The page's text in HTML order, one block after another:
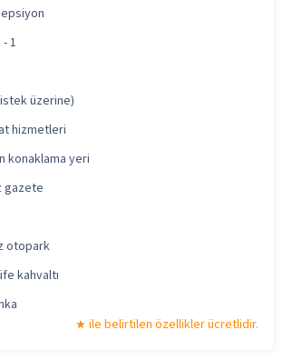
1
üzerine)
hizmetleri
konaklama yeri
gazete
otopark
kahvaltı
ile belirtilen özellikler ücretlidir.